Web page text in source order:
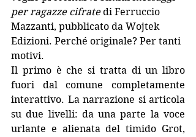
per ragazze cifrate di Ferruccio
Mazzanti, pubblicato da Wojtek
Edizioni. Perché originale? Per tanti
motivi.
Il primo è che si tratta di un libro
fuori dal comune completamente
interattivo. La narrazione si articola
su due livelli: da una parte la voce
urlante e alienata del timido Grot,